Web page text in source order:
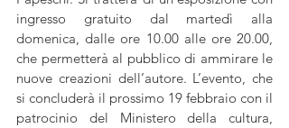
ingresso gratuito dal martedì alla
domenica, dalle ore 10.00 alle ore 20.00,
che permetterà al pubblico di ammirare le
nuove creazioni dell’autore. L’evento, che
si concluderà il prossimo 19 febbraio con il
patrocinio del Ministero della cultura,